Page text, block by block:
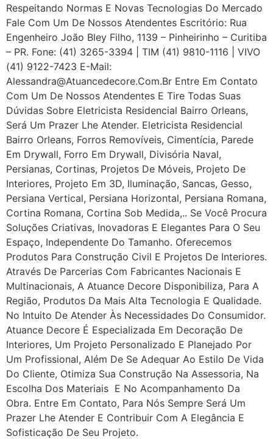
Respeitando Normas E Novas Tecnologias Do Mercado
Fale Com Um De Nossos Atendentes Escritório: Rua
Engenheiro João Bley Filho, 1139 – Pinheirinho – Curitiba
– PR. Fone: (41) 3265-3394 | TIM (41) 9810-1116 | VIVO
(41) 9122-7423 E-Mail:
Alessandra@atuancedecore.com.br Entre Em Contato
Com Um De Nossos Atendentes E Tire Todas Suas
Dúvidas Sobre Eletricista Residencial Bairro Orleans,
Será Um Prazer Lhe Atender. Eletricista Residencial
Bairro Orleans, Forros Removíveis, Cimentícia, Parede
Em Drywall, Forro Em Drywall, Divisória Naval,
Persianas, Cortinas, Projetos De Móveis, Projeto De
Interiores, Projeto Em 3D, Iluminação, Sancas, Gesso,
Persiana Vertical, Persiana Horizontal, Persiana Romana,
Cortina Romana, Cortina Sob Medida,.. Se Você Procura
Soluções Criativas, Inovadoras E Elegantes Para O Seu
Espaço, Independente Do Tamanho. Oferecemos
Produtos Para Construção Civil E Projetos De Interiores.
Através De Parcerias Com Fabricantes Nacionais E
Multinacionais, A Atuance Decore Disponibiliza, Para A
Região, Produtos Da Mais Alta Tecnologia E Qualidade.
No Intuito De Atender Às Necessidades Do Consumidor.
Atuance Decore É Especializada Em Decoração De
Interiores, Um Projeto Personalizado E Planejado Por
Um Profissional, Além De Se Adequar Ao Estilo De Vida
Do Cliente, Otimiza Sua Construção Na Assessoria, Na
Escolha Dos Materiais E No Acompanhamento Da
Obra. Entre Em Contato, Para Nós Sempre Será Um
Prazer Lhe Atender E Contribuir Com A Elegância E
Sofisticação De Seu Projeto.